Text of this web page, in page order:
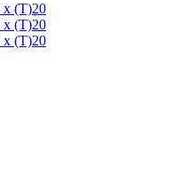
(Т)20
(Т)20
(Т)20